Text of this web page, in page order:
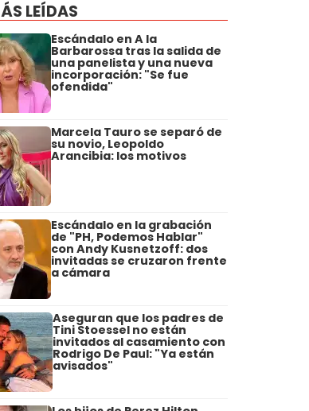
LEÍDAS
Escándalo en A la
Barbarossa tras la salida de
una panelista y una nueva
incorporación: "Se fue
ofendida"
Marcela Tauro se separó de
su novio, Leopoldo
Arancibia: los motivos
Escándalo en la grabación
de "PH, Podemos Hablar"
con Andy Kusnetzoff: dos
invitadas se cruzaron frente
a cámara
Aseguran que los padres de
Tini Stoessel no están
invitados al casamiento con
Rodrigo De Paul: "Ya están
avisados"